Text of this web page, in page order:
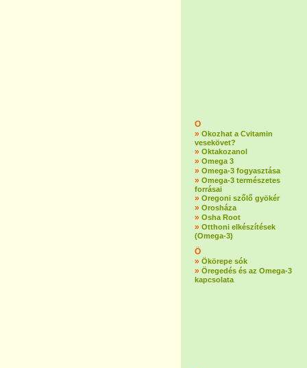
O
» Okozhat a Cvitamin
vesekövet?
» Oktakozanol
» Omega 3
» Omega-3 fogyasztása
» Omega-3 természetes
forrásai
» Oregoni szőlő gyökér
» Orosháza
» Osha Root
» Otthoni elkészítések
(Omega-3)
Ö
» Ökörepe sók
» Öregedés és az Omega-3
kapcsolata